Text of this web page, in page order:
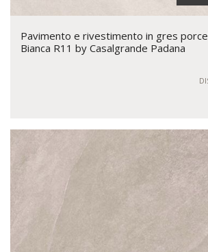
Pavimento e rivestimento in gres
Bianca R11 by Casalgrande Padana